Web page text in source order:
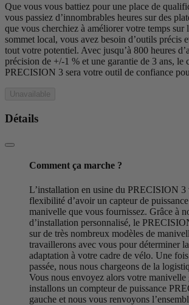
Que vous vous battiez pour une place de
vous passiez d’innombrables heures sur des
que vous cherchiez à améliorer votre temps sur
sommet local, vous avez besoin d’outils précis
tout votre potentiel. Avec jusqu’à 800 heures
précision de +/-1 % et une garantie de 3 ans, le
PRECISION 3 sera votre outil de confiance
Unavailable
Détails
Comment ça marche ?
L’installation en usine du PRECISION 3
flexibilité d’avoir un capteur de
manivelle que vous fournissez. Grâce à
d’installation personnalisé, le
sur de très nombreux modèles de
travaillerons avec vous pour déterminer
adaptation à votre cadre de vélo. Une
passée, nous nous chargeons de la
Vous nous envoyez alors votre manivelle
installons un compteur de puissance
gauche et nous vous renvoyons